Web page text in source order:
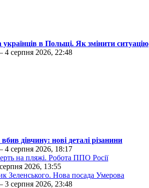
в Польщі. Як змінити ситуацію
серпня 2026, 22:48
дівчину: нові деталі різанини
серпня 2026, 18:17
на пляжі. Робота ППО Росії
2026, 13:55
Зеленського. Нова посада Умерова
серпня 2026, 23:48